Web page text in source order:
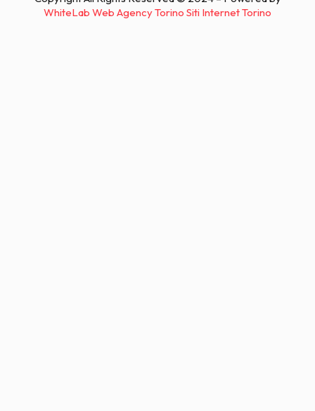
WhiteLab Web Agency Torino Siti Internet Torino